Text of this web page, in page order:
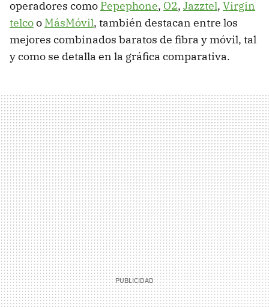
operadores como Pepephone, O2, Jazztel, Virgin
telcoo MásMóvil, también destacan entre los
mejores combinados baratos de fibra y móvil, tal
y como se detalla en la gráfica comparativa.